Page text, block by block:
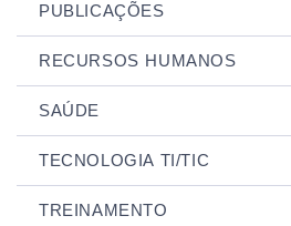
PUBLICAÇÕES
RECURSOS HUMANOS
SAÚDE
TECNOLOGIA TI/TIC
TREINAMENTO